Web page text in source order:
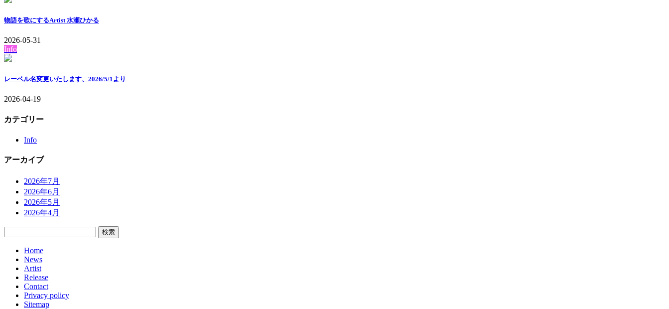
物語を歌にするArtist 水瀬ひかる
2026-05-31
Info
レーベル名変更いたします、2026/5/1より
2026-04-19
カテゴリー
Info
アーカイブ
2026年7月
2026年6月
2026年5月
2026年4月
Home
News
Artist
Release
Contact
Privacy policy
Sitemap